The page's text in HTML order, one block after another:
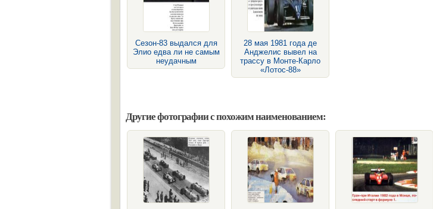
Сезон-83 выдался для
Элио едва ли не самым
неудачным
28 мая 1981 года де
Анджелис вывел на
трассу в Монте-Карло
«Лотос-88»
Другие фотографии с похожим наименованием: